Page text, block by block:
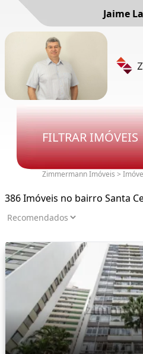
Jaime
FILTRAR IMÓVEIS
Zimmermann Imóveis >
386 Imóveis no bairro Santa